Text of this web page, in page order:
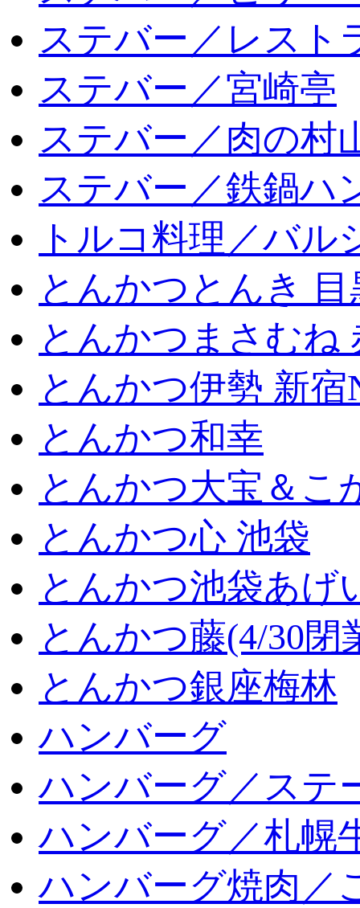
ステバー／レスト
ステバー／宮崎亭
ステバー／肉の村
ステバー／鉄鍋ハ
トルコ料理／バル
とんかつとんき
とんかつまさむね
とんかつ伊勢 新宿
とんかつ和幸
とんかつ大宝＆こ
とんかつ心 池袋
とんかつ池袋あげ
とんかつ藤(4/30閉
とんかつ銀座梅林
ハンバーグ
ハンバーグ／ステ
ハンバーグ／札幌
ハンバーグ焼肉／